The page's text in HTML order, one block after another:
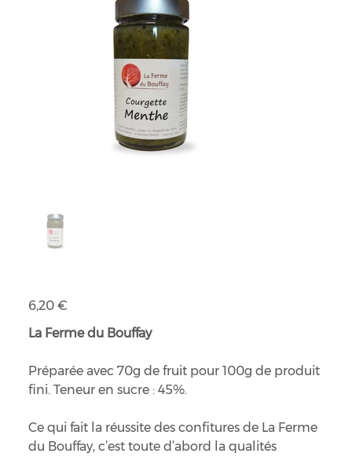
Prix
6,20 €
La Ferme du Bouffay
Préparée avec 70g de fruit pour 100g de produit
fini. Teneur en sucre : 45%.
Ce qui fait la réussite des confitures de La Ferme
du Bouffay, c’est toute d’abord la qualités